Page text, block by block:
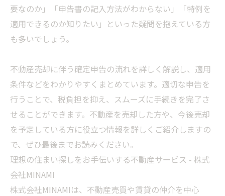
要なのか」「申告書の記入方法がわからない」「特例を
適用できるのか知りたい」といった疑問を抱えている方
も多いでしょう。
不動産売却に伴う確定申告の流れを詳しく解説し、適用
条件などをわかりやすくまとめています。適切な申告を
行うことで、税負担を抑え、スムーズに手続きを完了さ
せることができます。不動産を売却した方や、今後売却
を予定している方に役立つ情報を詳しくご紹介しますの
で、ぜひ最後までお読みください。
理想の住まい探しをお手伝いする不動産サービス - 株式
会社MINAMI
株式会社MINAMIは、不動産売買や賃貸の仲介を中心